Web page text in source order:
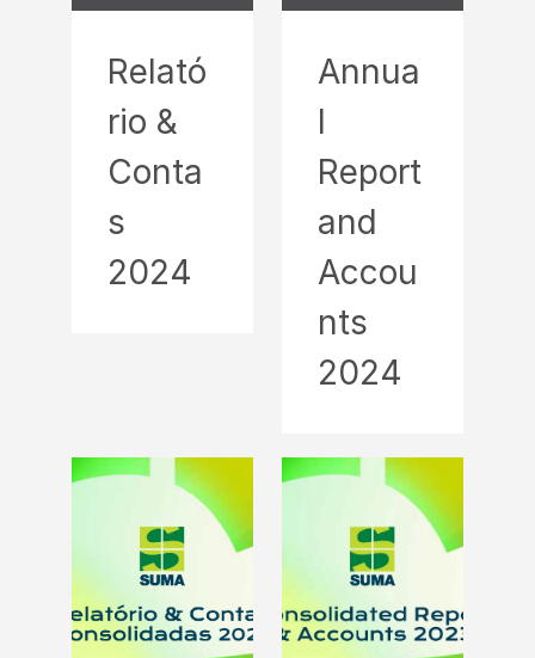
Relató
rio &
Conta
s
2024
Annua
l
Report
and
Accou
nts
2024